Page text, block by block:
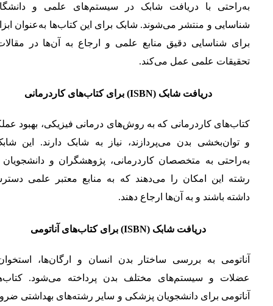
به‌راحتی با دریافت شابک در سیستم‌های علمی و
شناسایی و منتشر می‌شوند. شابک برای این کتاب‌ها به‌عنوان
برای شناسایی دقیق منابع علمی و ارجاع به آن‌ها در
تحقیقات علمی عمل می‌کند.
دریافت شابک (ISBN) برای کتاب‌های کاردرمانی
کتاب‌های کاردرمانی که به روش‌های درمانی فیزیکی، بهبود
و توان‌بخشی بدن می‌پردازند، نیاز به شابک دارند. این
به‌راحتی به متخصصان کاردرمانی، پژوهشگران و دانشجویان
رشته این امکان را می‌دهند که به منابع معتبر علمی
داشته باشند و به آن‌ها ارجاع دهند.
دریافت شابک (ISBN) برای کتاب‌های آناتومی
آناتومی به بررسی ساختار بدن انسان و ارگان‌ها،
عضلات و سیستم‌های مختلف بدن پرداخته می‌شود.
آناتومی برای دانشجویان پزشکی و سایر رشته‌های بهداشتی